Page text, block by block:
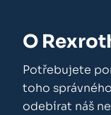
O
Potřebujete
toho
odebírat náš